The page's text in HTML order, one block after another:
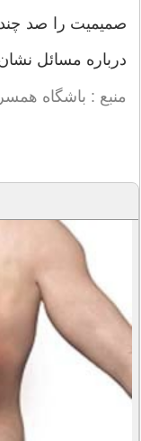
صمیمیت را صد
درباره مسائل
منبع : باشگاه